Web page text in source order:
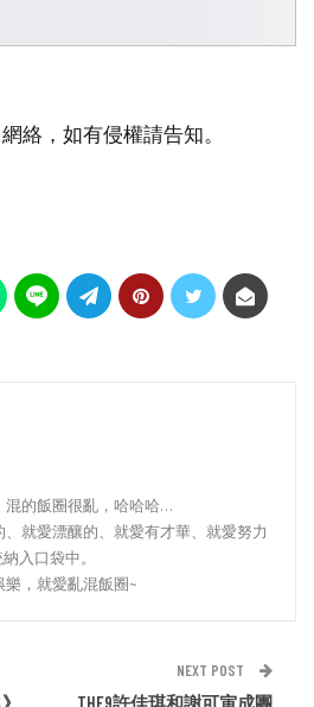
絡，如有侵權請告知。
混的飯圈很亂，哈哈哈…
、就愛漂釀的、就愛有才華、就愛努力
入口袋中。
樂，就愛亂混飯圈~
NEXT POST